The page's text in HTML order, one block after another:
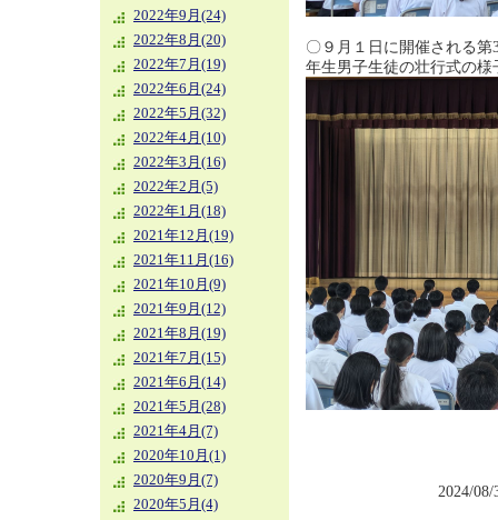
2022年9月(24)
2022年8月(20)
2022年7月(19)
2022年6月(24)
2022年5月(32)
2022年4月(10)
2022年3月(16)
2022年2月(5)
2022年1月(18)
2021年12月(19)
2021年11月(16)
2021年10月(9)
2021年9月(12)
2021年8月(19)
2021年7月(15)
2021年6月(14)
2021年5月(28)
2021年4月(7)
2020年10月(1)
2020年9月(7)
2020年5月(4)
〇９月１日に開催される
年生男子生徒の壮行式の様
2024/